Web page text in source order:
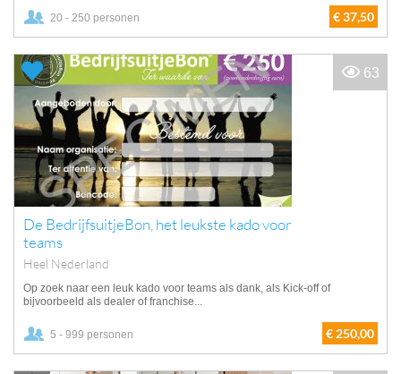
20 - 250 personen € 37,50
De BedrijfsuitjeBon, het leukste kado voor
teams
Heel Nederland
Op zoek naar een leuk kado voor teams als dank, als Kick-off of
bijvoorbeeld als dealer of franchise...
5 - 999 personen € 250,00
63